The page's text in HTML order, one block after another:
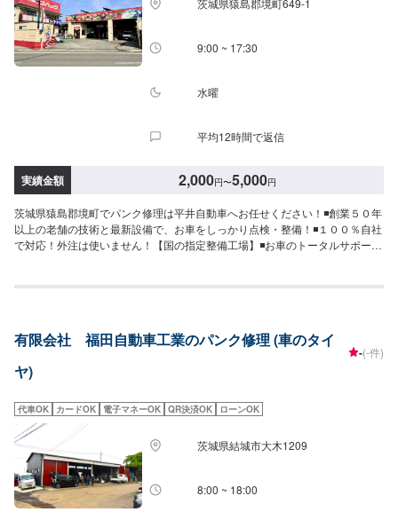
茨城県猿島郡境町649-1
9:00 ~ 17:30
水曜
平均12時間で返信
実績金額 2,000円〜5,000円
茨城県猿島郡境町でパンク修理は平井自動車へお任せください！◾創業５０年
以上の老舗の技術と最新設備で、お車をしっかり点検・整備！◾１００％自社
で対応！外注は使いません！【国の指定整備工場】◾お車のトータルサポー
保険を使えべきなのかわからない…などのご相談もお気軽にどうぞ！【定休
作業開始【4】仕上がり次第納車-----納期について-----納期は通常1日程度で納
車となります。車種や条件などにより、納期は前後する場合がございます。
予めご了承ください。-----代車について-----無料の代車をご用意しています。
だいております。※内容などにより貸し出し出来かねる場合もございます。---
--ご来店時の注意、受付方法-----入庫の際はお気をつけてお越しください。駐
車スペースは事務所前のお客様駐車スペースに駐車してください。受付はス
タッフへ「メンテモで予約しました」とお伝えください。ご案内いたしま
す。
有限会社 福田自動車工業のパンク修理 (車のタイ
ヤ)
-(-件)
代車OK カードOK 電子マネーOK QR決済OK ローンOK
茨城県結城市大木1209
8:00 ~ 18:00